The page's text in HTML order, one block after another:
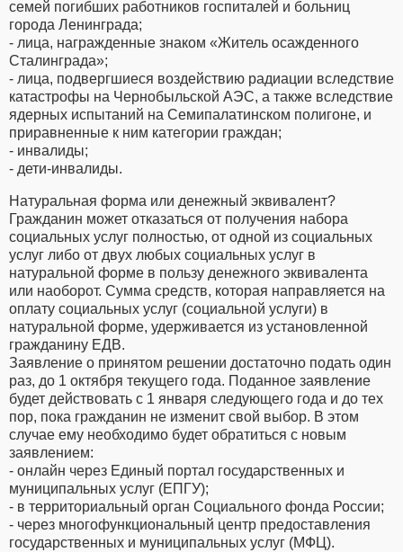
семей погибших работников госпиталей и больниц
города Ленинграда;
- лица, награжденные знаком «Житель осажденного
Сталинграда»;
- лица, подвергшиеся воздействию радиации вследствие
катастрофы на Чернобыльской АЭС, а также вследствие
ядерных испытаний на Семипалатинском полигоне, и
приравненные к ним категории граждан;
- инвалиды;
- дети-инвалиды.
Натуральная форма или денежный эквивалент?
Гражданин может отказаться от получения набора
социальных услуг полностью, от одной из социальных
услуг либо от двух любых социальных услуг в
натуральной форме в пользу денежного эквивалента
или наоборот. Сумма средств, которая направляется на
оплату социальных услуг (социальной услуги) в
натуральной форме, удерживается из установленной
гражданину ЕДВ.
Заявление о принятом решении достаточно подать один
раз, до 1 октября текущего года. Поданное заявление
будет действовать с 1 января следующего года и до тех
пор, пока гражданин не изменит свой выбор. В этом
случае ему необходимо будет обратиться с новым
заявлением:
- онлайн через Единый портал государственных и
муниципальных услуг (ЕПГУ);
- в территориальный орган Социального фонда России;
- через многофункциональный центр предоставления
государственных и муниципальных услуг (МФЦ).